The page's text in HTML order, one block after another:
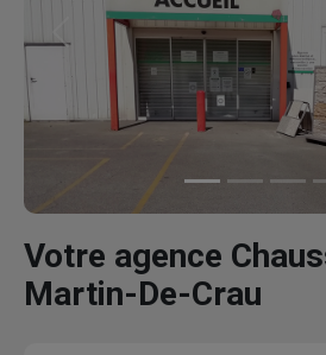
Précédent
Votre agence
Martin-De-Crau